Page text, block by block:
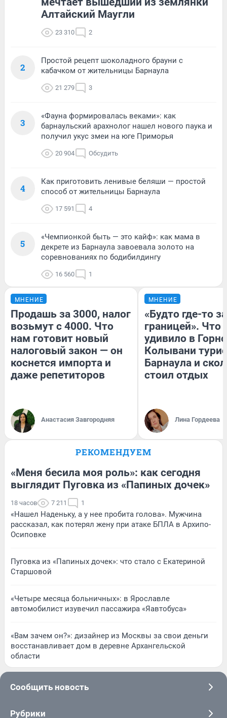
Алтайский Маугли
23 310 2
2
Простой рецепт шоколадного брауни с
кабачком от жительницы Барнаула
21 279 3
3
«Фауна формировалась веками»: как
барнаульский арахнолог нашел нового паука и
получил укус змеи на юге Приморья
20 904 Обсудить
4
Как приготовить ленивые беляши — простой
способ от жительницы Барнаула
17 591 4
5
«Чемпионкой быть — это кайф»: как мама в
декрете из Барнаула завоевала золото на
соревнованиях по бодибилдингу
16 560 1
МНЕНИЕ
Продашь за 3000, налог
возьмут с 4000. Что
нам готовит новый
налоговый закон — он
коснется импорта и
даже репетиторов
Анастасия Завгородняя
МНЕНИЕ
«Будто где-то за
границей». Что
удивило в
Колывани
Барнаула и
стоил отдых
Лина Гордеева
РЕКОМЕНДУЕМ
«Меня бесила моя роль»: как сегодня
выглядит Пуговка из «Папиных дочек»
18 часов 7 211 1
«Нашел Наденьку, а у нее пробита голова». Мужчина
рассказал, как потерял жену при атаке БПЛА в Архипо-
Осиповке
Пуговка из «Папиных дочек»: что стало с Екатериной
Старшовой
«Четыре месяца больничных»: в Ярославле
автомобилист изувечил пассажира «Яавтобуса»
«Вам зачем он?»: дизайнер из Москвы за свои деньги
восстанавливает дом в деревне Архангельской
области
Сообщить новость
Рубрики